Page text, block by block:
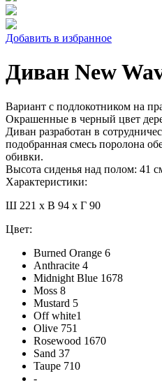
Добавить в избранное
Диван New
Вариант с подлокотником на
Окрашенные в черный цвет
Диван разработан в
подобранная смесь поролона
обивки.
Высота сиденья над полом: 41
Характеристики:
Ш 221 x В 94 x Г 90
Цвет:
Burned Orange 6
Anthracite 4
Midnight Blue 1678
Moss 8
Mustard 5
Off white1
Olive 751
Rosewood 1670
Sand 37
Taupe 710
-